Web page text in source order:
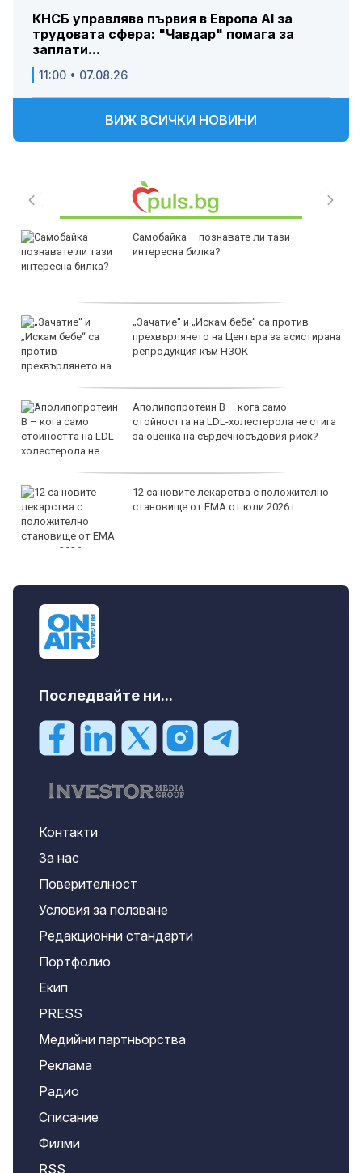
КНСБ управлява първия в Европа AI за
трудовата сфера: "Чавдар" помага за
заплати...
11:00 • 07.08.26
ВИЖ ВСИЧКИ НОВИНИ
Самобайка – познавате ли тази
интересна билка?
„Зачатие“ и „Искам бебе“ са против
прехвърлянето на Центъра за асистирана
репродукция към НЗОК
Аполипопротеин B – кога само
стойността на LDL-холестерола не стига
за оценка на сърдечносъдовия риск?
12 са новите лекарства с положително
становище от ЕМА от юли 2026 г.
Последвайте ни...
Контакти
За нас
Поверителност
Условия за ползване
Редакционни стандарти
Портфолио
Екип
PRESS
Медийни партньорства
Реклама
Радио
Списание
Филми
RSS